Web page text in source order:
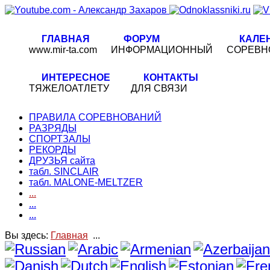
ГЛАВНАЯ
www.mir-ta.com
ФОРУМ
ИНФОРМАЦИОННЫЙ
ИНТЕРЕСНОЕ
ТЯЖЕЛОАТЛЕТУ
КОНТАКТЫ
ДЛЯ СВЯЗИ
ПРАВИЛА СОРЕВНОВАНИЙ
РАЗРЯДЫ
СПОРТЗАЛЫ
РЕКОРДЫ
ДРУЗЬЯ сайта
табл. SINCLAIR
табл. MALONE-MELTZER
...
...
...
Вы здесь: Главная ...